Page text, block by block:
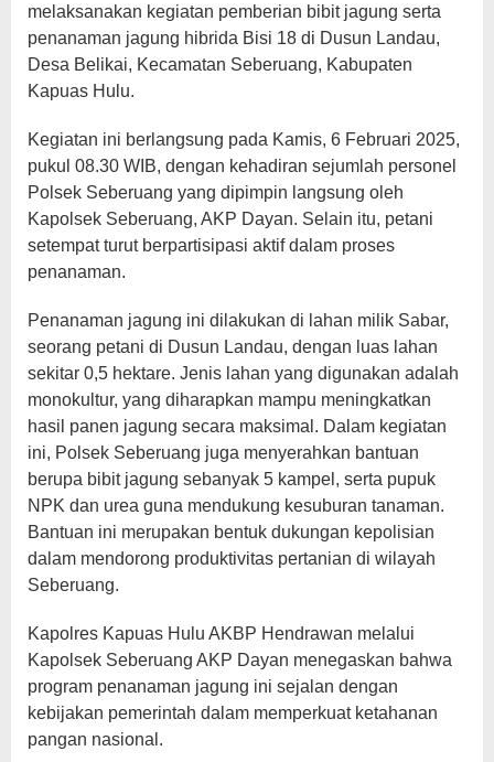
melaksanakan kegiatan pemberian bibit jagung serta
penanaman jagung hibrida Bisi 18 di Dusun Landau,
Desa Belikai, Kecamatan Seberuang, Kabupaten
Kapuas Hulu.
Kegiatan ini berlangsung pada Kamis, 6 Februari 2025,
pukul 08.30 WIB, dengan kehadiran sejumlah personel
Polsek Seberuang yang dipimpin langsung oleh
Kapolsek Seberuang, AKP Dayan. Selain itu, petani
setempat turut berpartisipasi aktif dalam proses
penanaman.
Penanaman jagung ini dilakukan di lahan milik Sabar,
seorang petani di Dusun Landau, dengan luas lahan
sekitar 0,5 hektare. Jenis lahan yang digunakan adalah
monokultur, yang diharapkan mampu meningkatkan
hasil panen jagung secara maksimal. Dalam kegiatan
ini, Polsek Seberuang juga menyerahkan bantuan
berupa bibit jagung sebanyak 5 kampel, serta pupuk
NPK dan urea guna mendukung kesuburan tanaman.
Bantuan ini merupakan bentuk dukungan kepolisian
dalam mendorong produktivitas pertanian di wilayah
Seberuang.
Kapolres Kapuas Hulu AKBP Hendrawan melalui
Kapolsek Seberuang AKP Dayan menegaskan bahwa
program penanaman jagung ini sejalan dengan
kebijakan pemerintah dalam memperkuat ketahanan
pangan nasional.